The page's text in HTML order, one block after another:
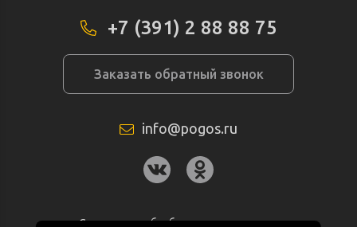
+7 (391) 2 88 88 75
Заказать обратный звонок
info@pogos.ru
Согласие на обработку персональных